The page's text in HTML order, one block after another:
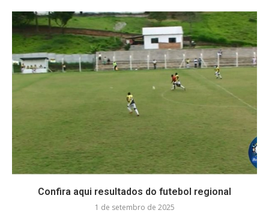
Confira aqui resultados do futebol regional
1 de setembro de 2025